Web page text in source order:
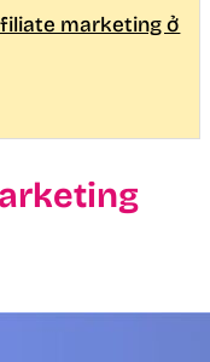
marketing ở